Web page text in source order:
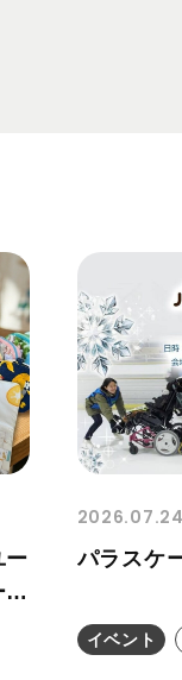
ー
2026.07.24
パラスケ
イベント